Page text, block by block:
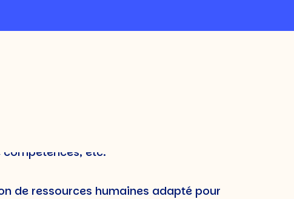
compétences, etc.
de ressources humaines adapté pour